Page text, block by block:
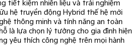
tiết kiệm nhiên liệu và trải nghiệm
hệ truyền động Hybrid thế hệ mới
thông minh và tính năng an toàn
là lựa chọn lý tưởng cho gia đình hiện
yêu thích công nghệ trên mọi hành